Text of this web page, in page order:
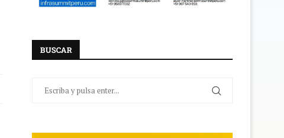
BUSCAR